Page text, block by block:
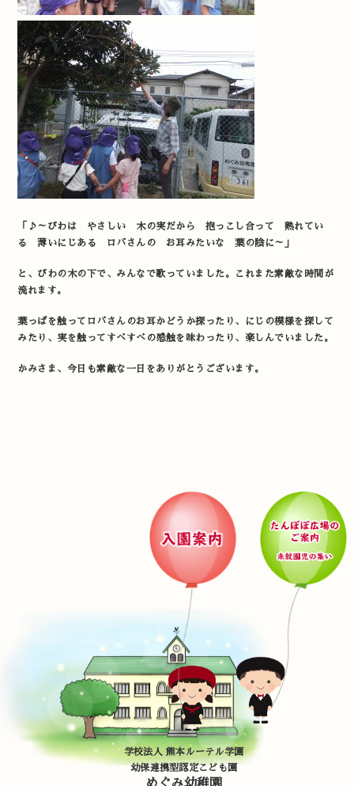
「♪～びわは やさしい 木の実だから 抱っこし合って 熟れてい
る 薄いにじある ロバさんの お耳みたいな 葉の陰に～」
と、びわの木の下で、みんなで歌っていました。これまた素敵な時間が
流れます。
葉っぱを触ってロバさんのお耳かどうか探ったり、にじの模様を探して
みたり、実を触ってすべすべの感触を味わったり、楽しんでいました。
かみさま、今日も素敵な一日をありがとうございます。
学校法人 熊本ルーテル学園
幼保連携型認定こども園